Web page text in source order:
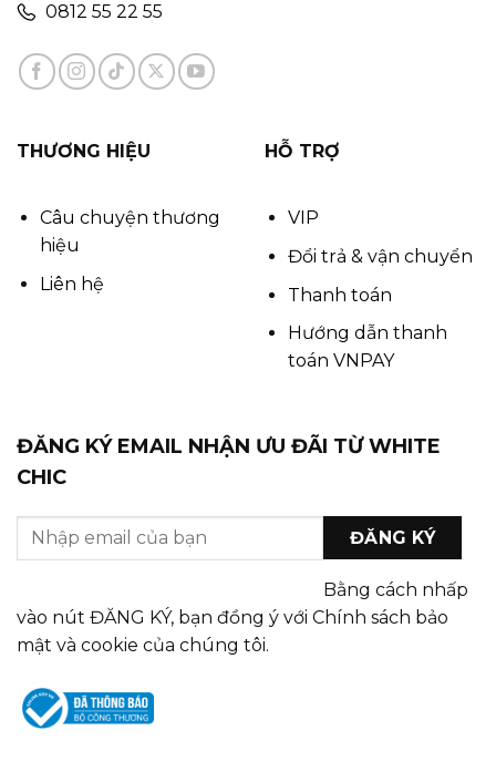
0812 55 22 55
THƯƠNG HIỆU
Câu chuyện thương
hiệu
Liên hệ
HỖ TRỢ
VIP
Đổi trả & vận chuyển
Thanh toán
Hướng dẫn thanh
toán VNPAY
ĐĂNG KÝ EMAIL NHẬN ƯU ĐÃI TỪ WHITE
CHIC
Bằng cách nhấp
vào nút ĐĂNG KÝ, bạn đồng ý với Chính sách bảo
mật và cookie của chúng tôi.